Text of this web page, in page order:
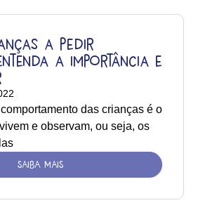
a pedir
a importância e
das crianças é o
e observam, ou seja, os
SAIBA MAIS